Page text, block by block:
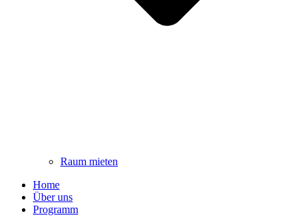
Raum mieten
Home
Über uns
Programm